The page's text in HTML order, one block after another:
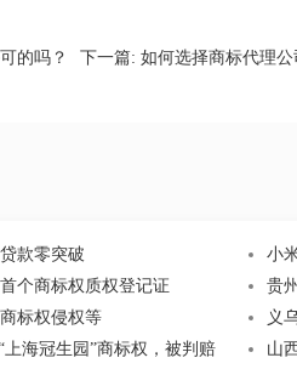
的吗？ 下一篇: 如何选择商标代理公
款零突破
小
个商标权质权登记证
贵
标权侵权等
义
上海冠生园”商标权，被判赔
山